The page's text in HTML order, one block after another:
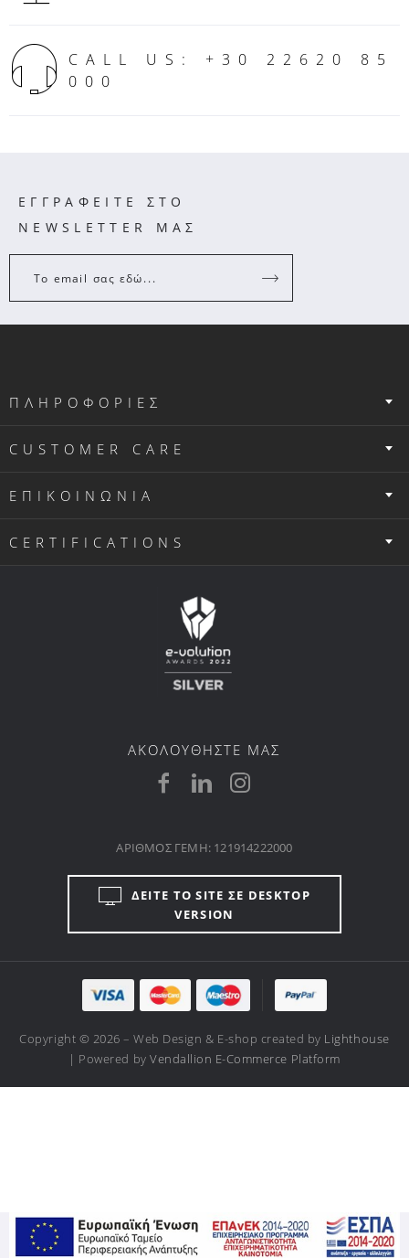
CALL US: +30 22620 85
000
ΕΓΓΡΑΦΕΙΤΕ ΣΤΟ
NEWSLETTER ΜΑΣ
Το email σας εδώ...
ΠΛΗΡΟΦΟΡΙΕΣ
CUSTOMER CARE
ΕΠΙΚΟΙΝΩΝΙΑ
CERTIFICATIONS
ΑΚΟΛΟΥΘΗΣΤΕ ΜΑΣ
ΔΕΙΤΕ ΤΟ SITE ΣΕ DESKTOP
VERSION
ΑΡΙΘΜΟΣ ΓΕΜΗ: 121914222000
Copyright © 2026 – Web Design & E-shop created by Lighthouse
| Powered byVendallion E-Commerce Platform